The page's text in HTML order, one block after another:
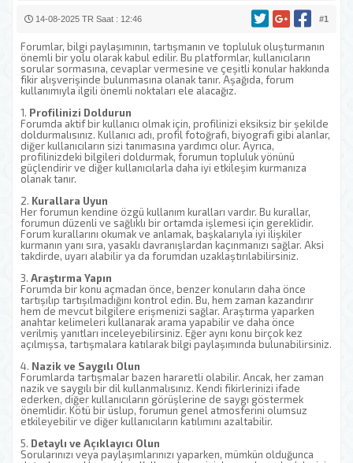
#1
14-08-2025 TR Saat : 12:46
Forumlar, bilgi paylaşımının, tartışmanın ve topluluk oluşturmanın
önemli bir yolu olarak kabul edilir. Bu platformlar, kullanıcıların
sorular sormasına, cevaplar vermesine ve çeşitli konular hakkında
fikir alışverişinde bulunmasına olanak tanır. Aşağıda, forum
kullanımıyla ilgili önemli noktaları ele alacağız.
1. Profilinizi Doldurun
Forumda aktif bir kullanıcı olmak için, profilinizi eksiksiz bir şekilde
doldurmalısınız. Kullanıcı adı, profil fotoğrafı, biyografi gibi alanlar,
diğer kullanıcıların sizi tanımasına yardımcı olur. Ayrıca,
profilinizdeki bilgileri doldurmak, forumun topluluk yönünü
güçlendirir ve diğer kullanıcılarla daha iyi etkileşim kurmanıza
olanak tanır.
2. Kurallara Uyun
Her forumun kendine özgü kullanım kuralları vardır. Bu kurallar,
forumun düzenli ve sağlıklı bir ortamda işlemesi için gereklidir.
Forum kurallarını okumak ve anlamak, başkalarıyla iyi ilişkiler
kurmanın yanı sıra, yasaklı davranışlardan kaçınmanızı sağlar. Aksi
takdirde, uyarı alabilir ya da forumdan uzaklaştırılabilirsiniz.
3. Araştırma Yapın
Forumda bir konu açmadan önce, benzer konuların daha önce
tartışılıp tartışılmadığını kontrol edin. Bu, hem zaman kazandırır
hem de mevcut bilgilere erişmenizi sağlar. Araştırma yaparken
anahtar kelimeleri kullanarak arama yapabilir ve daha önce
verilmiş yanıtları inceleyebilirsiniz. Eğer aynı konu birçok kez
açılmışsa, tartışmalara katılarak bilgi paylaşımında bulunabilirsiniz.
4. Nazik ve Saygılı Olun
Forumlarda tartışmalar bazen hararetli olabilir. Ancak, her zaman
nazik ve saygılı bir dil kullanmalısınız. Kendi fikirlerinizi ifade
ederken, diğer kullanıcıların görüşlerine de saygı göstermek
önemlidir. Kötü bir üslup, forumun genel atmosferini olumsuz
etkileyebilir ve diğer kullanıcıların katılımını azaltabilir.
5. Detaylı ve Açıklayıcı Olun
Sorularınızı veya paylaşımlarınızı yaparken, mümkün olduğunca